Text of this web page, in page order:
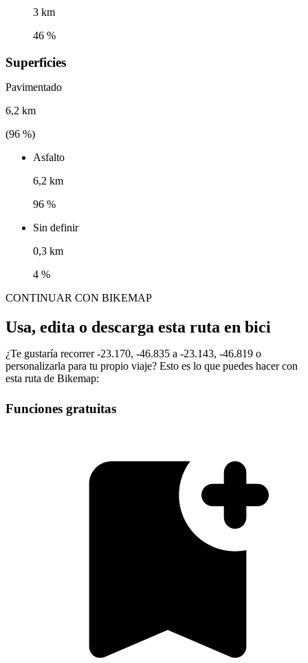
3 km
46 %
Superficies
Pavimentado
6,2 km
(96 %)
Asfalto
6,2 km
96 %
Sin definir
0,3 km
4 %
CONTINUAR CON BIKEMAP
Usa, edita o descarga esta ruta en bici
¿Te gustaría recorrer -23.170, -46.835 a -23.143, -46.819 o
personalizarla para tu propio viaje? Esto es lo que puedes hacer con
esta ruta de Bikemap:
Funciones gratuitas